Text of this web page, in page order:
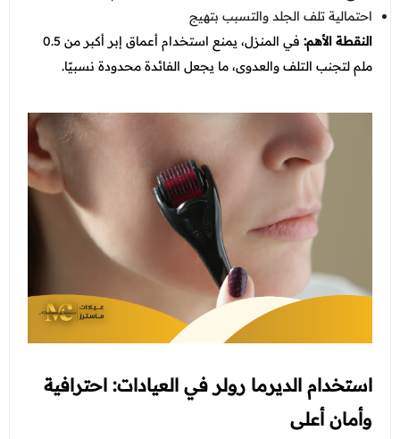
احتمالية تلف الجلد والتسبب بتهيج
النقطة الأهم:
في المنزل، يمنع استخدام أعماق إبر أكبر من 0.5
ملم لتجنب التلف والعدوى، ما يجعل الفائدة محدودة نسبيًا.
استخدام الديرما رولر في العيادات: احترافية
وأمان أعلى